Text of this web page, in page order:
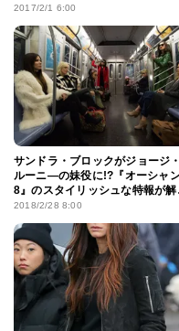
2017/2/1 6:00
サンドラ・ブロックがジョージ
ルーニ―の妹役に!?『オーシャ
8』のスタイリッシュな特報が解
禁！
2018/2/28 8:00